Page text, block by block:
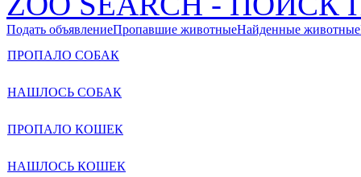
Подать объявлениеПропавшие животныеНайденные животные
ПРОПАЛО СОБАК
НАШЛОСЬ СОБАК
ПРОПАЛО КОШЕК
НАШЛОСЬ КОШЕК